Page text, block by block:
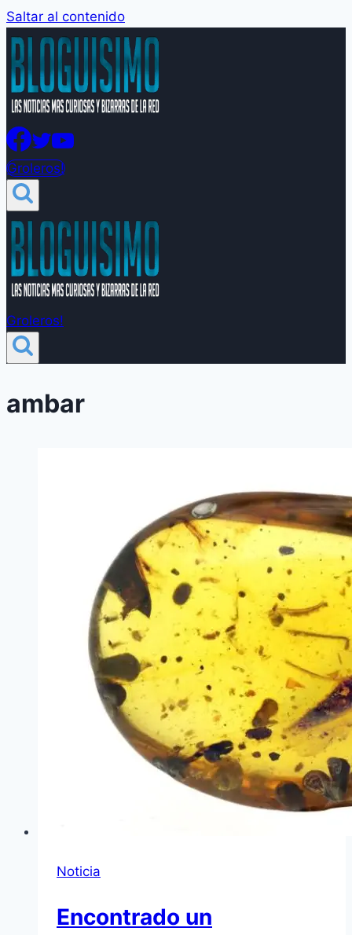
Saltar al contenido
Groleros!
Groleros!
ambar
Noticia
Encontrado un